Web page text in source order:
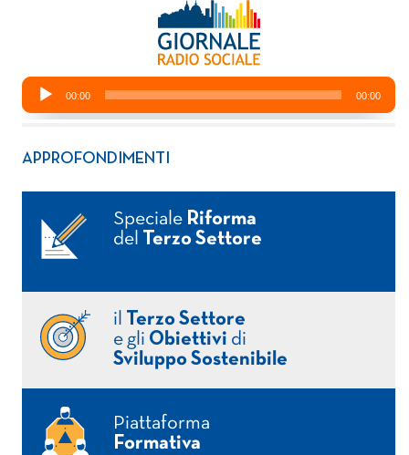
APPROFONDIMENTI
Speciale Riforma
del
Terzo Settore
il
Terzo Settore
e gli Obiettivi di
Sviluppo Sostenibile
Piattaforma
Formativa